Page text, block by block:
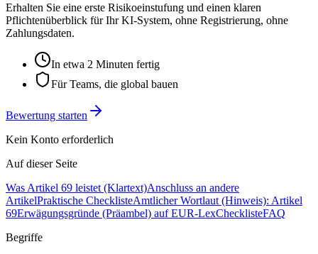
Erhalten Sie eine erste Risikoeinstufung und einen klaren
Pflichtenüberblick für Ihr KI-System, ohne Registrierung, ohne
Zahlungsdaten.
In etwa 2 Minuten fertig
Für Teams, die global bauen
Bewertung starten
Kein Konto erforderlich
Auf dieser Seite
Was Artikel 69 leistet (Klartext)Anschluss an andere
ArtikelPraktische ChecklisteAmtlicher Wortlaut (Hinweis): Artikel
69Erwägungsgründe (Präambel) auf EUR-LexChecklisteFAQ
Begriffe